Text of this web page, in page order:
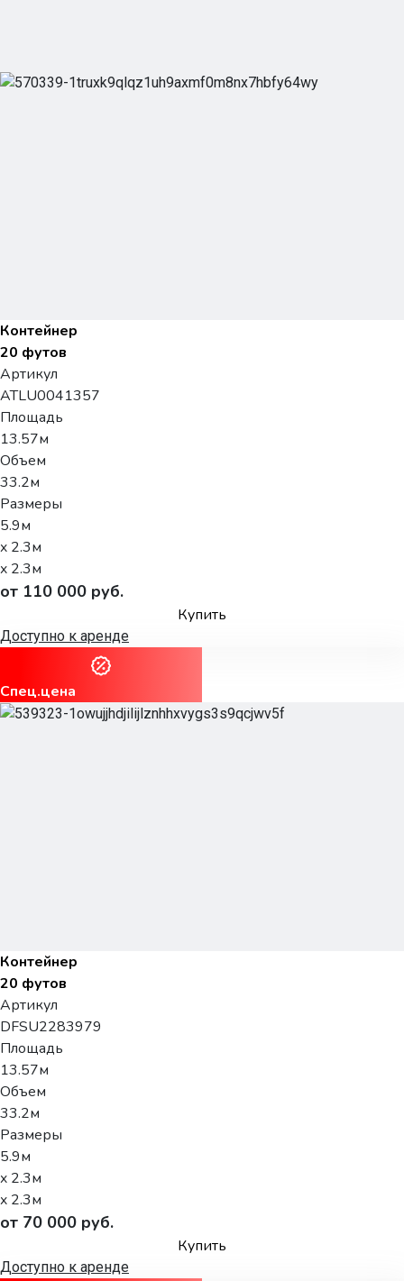
Контейнер
20 футов
Артикул
ATLU0041357
Площадь
13.57м
Объем
33.2м
Размеры
5.9м
x 2.3м
x 2.3м
от 110 000 руб.
Купить
Доступно к аренде
Спец.цена
Контейнер
20 футов
Артикул
DFSU2283979
Площадь
13.57м
Объем
33.2м
Размеры
5.9м
x 2.3м
x 2.3м
от 70 000 руб.
Купить
Доступно к аренде